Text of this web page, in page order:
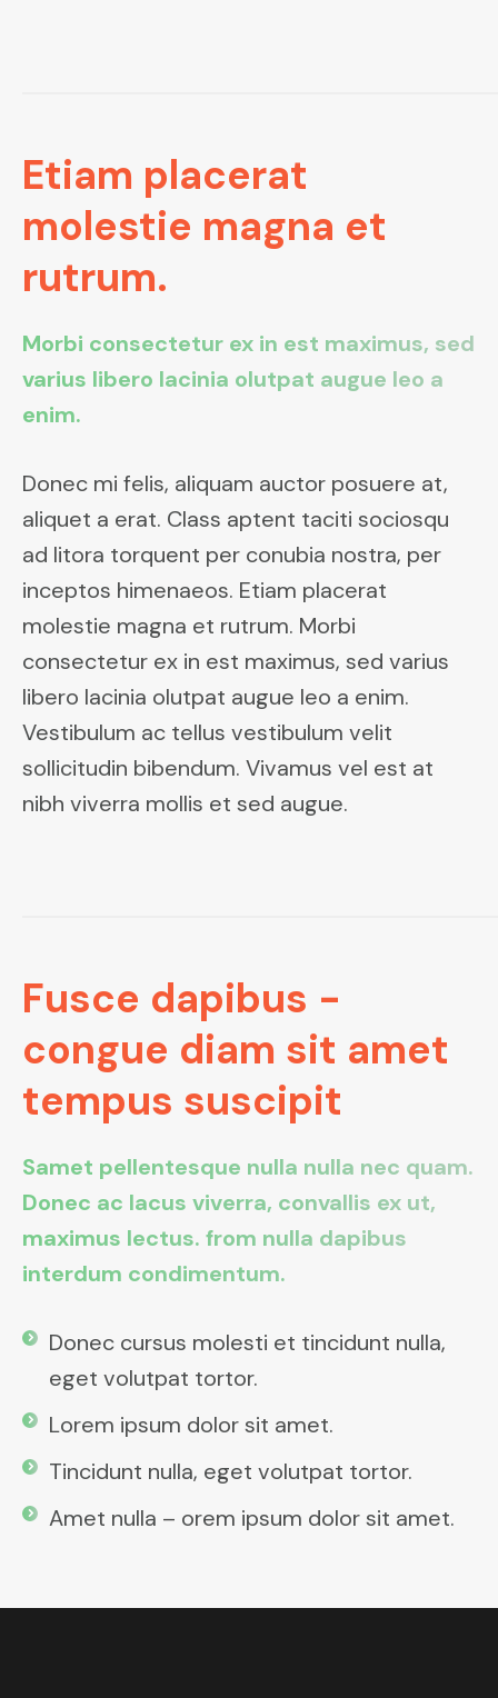
Etiam placerat
molestie magna et
rutrum.
Morbi consectetur ex in est maximus, sed
varius libero lacinia olutpat augue leo a
enim.
Donec mi felis, aliquam auctor posuere at,
aliquet a erat. Class aptent taciti sociosqu
ad litora torquent per conubia nostra, per
inceptos himenaeos. Etiam placerat
molestie magna et rutrum. Morbi
consectetur ex in est maximus, sed varius
libero lacinia olutpat augue leo a enim.
Vestibulum ac tellus vestibulum velit
sollicitudin bibendum. Vivamus vel est at
nibh viverra mollis et sed augue.
Fusce dapibus -
congue diam sit amet
tempus suscipit
Samet pellentesque nulla nulla nec quam.
Donec ac lacus viverra, convallis ex ut,
maximus lectus. from nulla dapibus
interdum condimentum.
Donec cursus molesti et tincidunt nulla,
eget volutpat tortor.
Lorem ipsum dolor sit amet.
Tincidunt nulla, eget volutpat tortor.
Amet nulla – orem ipsum dolor sit amet.